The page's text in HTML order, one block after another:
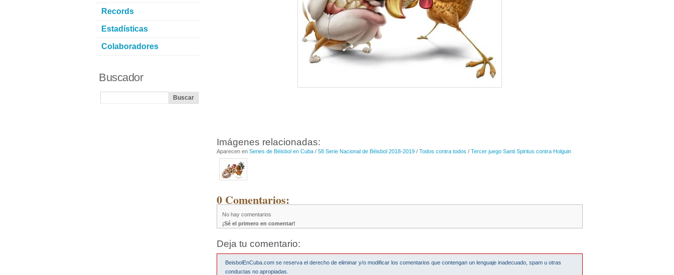
Imágenes relacionadas:
Aparecen en Series de Béisbol en Cuba / 58 Serie Nacional de Béisbol 2018-2019 / Todos contra todos / Tercer juego Santi Spiritus contra Holguin
0 Comentarios:
No hay comentarios
¡Sé el primero en comentar!
Deja tu comentario:
BeisbolEnCuba.com se reserva el derecho de eliminar y/o modificar los comentarios que contengan un lenguaje inadecuado, spam u otras
conductas no apropiadas.
Records
Estadísticas
Colaboradores
Buscador